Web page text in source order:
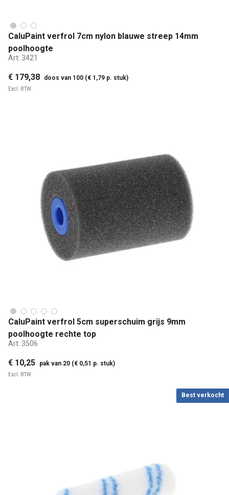
CaluPaint verfrol 7cm nylon blauwe streep 14mm
poolhoogte
Art: 3421
€ 179,38 doos van 100 (€ 1,79 p. stuk)
Excl. BTW
CaluPaint verfrol 5cm superschuim grijs 9mm
poolhoogte rechte top
Art: 3506
€ 10,25 pak van 20 (€ 0,51 p. stuk)
Excl. BTW
Best verkocht